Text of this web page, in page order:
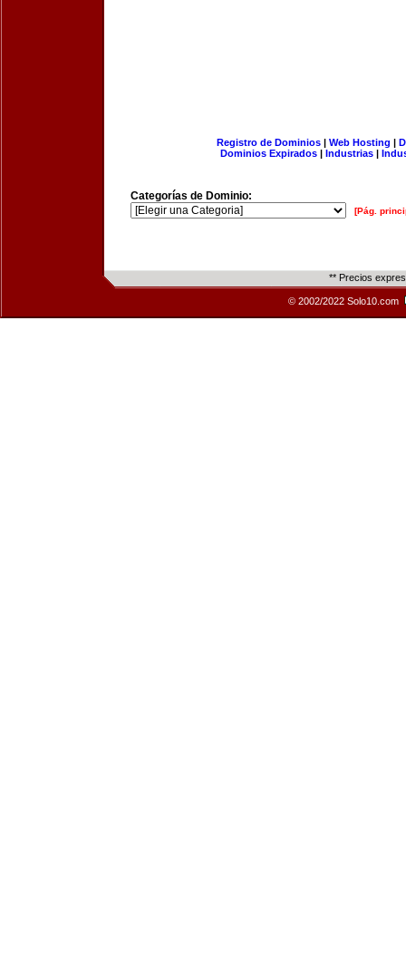
Registro de Dominios| Web Hosting |
Dominios Expirados | Industrias |
Categorías de Dominio:
[Pág.
** Precios
© 2002/2022 Solo10.com